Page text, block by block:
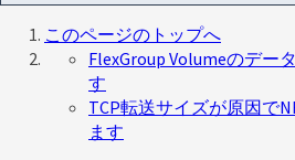
このページのトップへ
FlexGroup Volumeのデー
す
TCP転送サイズが原因で
ます